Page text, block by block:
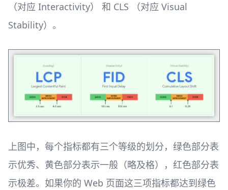
（对应 Interactivity） 和 CLS （对应 Visual
Stability）。
上图中，每个指标都有三个等级的划分，绿色部分表
示优秀、黄色部分表示一般（略及格），红色部分表
示极差。如果你的 Web 页面这三项指标都达到绿色